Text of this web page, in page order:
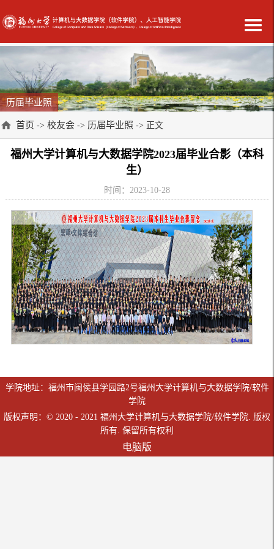
历届毕业照
首页 -> 校友会 -> 历届毕业照 -> 正文
福州大学计算机与大数据学院2023届毕业合影（本科
生）
时间：2023-10-28
学院地址：福州市闽侯县学园路2号福州大学计算机与大数据学院/软件
学院
版权声明：© 2020 - 2021 福州大学计算机与大数据学院/软件学院. 版权
所有. 保留所有权利
电脑版